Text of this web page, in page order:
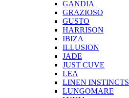
GANDIA
GRAZIOSO
GUSTO
HARRISON
IBIZA
ILLUSION
JADE
JUST CUVE
LEA
LINEN INSTINCTS
LUNGOMARE